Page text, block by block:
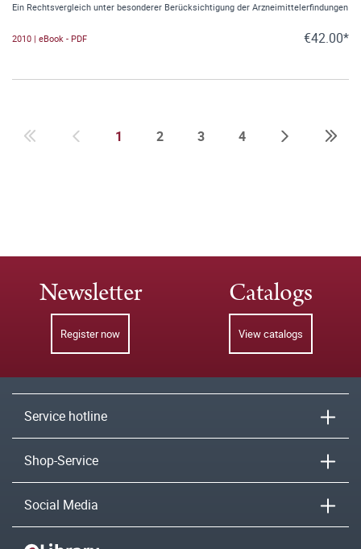
Ein Rechtsvergleich unter besonderer Berücksichtigung der Arzneimittelerfindungen
2010 | eBook - PDF €42.00*
1 2 3 4
Newsletter
Register now
Catalogs
View catalogs
Service hotline
Shop-Service
Social Media